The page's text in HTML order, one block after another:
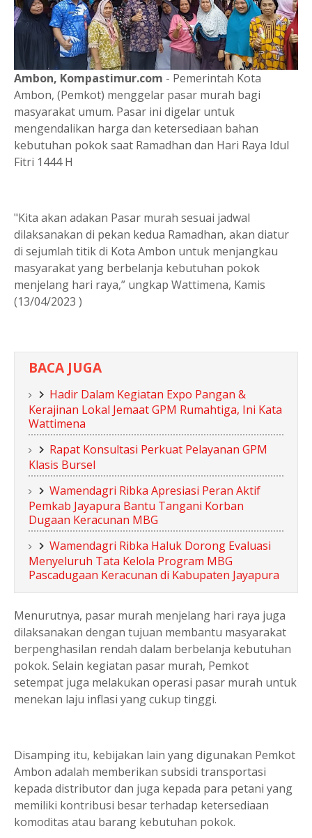
Ambon, Kompastimur.com - Pemerintah Kota
Ambon, (Pemkot) menggelar pasar murah bagi
masyarakat umum. Pasar ini digelar untuk
mengendalikan harga dan ketersediaan bahan
kebutuhan pokok saat Ramadhan dan Hari Raya Idul
Fitri 1444 H
"Kita akan adakan Pasar murah sesuai jadwal
dilaksanakan di pekan kedua Ramadhan, akan diatur
di sejumlah titik di Kota Ambon untuk menjangkau
masyarakat yang berbelanja kebutuhan pokok
menjelang hari raya,” ungkap Wattimena, Kamis
(13/04/2023 )
BACA JUGA
Hadir Dalam Kegiatan Expo Pangan &
Kerajinan Lokal Jemaat GPM Rumahtiga, Ini Kata
Wattimena
Rapat Konsultasi Perkuat Pelayanan GPM
Klasis Bursel
Wamendagri Ribka Apresiasi Peran Aktif
Pemkab Jayapura Bantu Tangani Korban
Dugaan Keracunan MBG
Wamendagri Ribka Haluk Dorong Evaluasi
Menyeluruh Tata Kelola Program MBG
Pascadugaan Keracunan di Kabupaten Jayapura
Menurutnya, pasar murah menjelang hari raya juga
dilaksanakan dengan tujuan membantu masyarakat
berpenghasilan rendah dalam berbelanja kebutuhan
pokok. Selain kegiatan pasar murah, Pemkot
setempat juga melakukan operasi pasar murah untuk
menekan laju inflasi yang cukup tinggi.
Disamping itu, kebijakan lain yang digunakan Pemkot
Ambon adalah memberikan subsidi transportasi
kepada distributor dan juga kepada para petani yang
memiliki kontribusi besar terhadap ketersediaan
komoditas atau barang kebutuhan pokok.